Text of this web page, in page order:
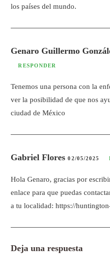
los países del mundo.
Genaro Guillermo
RESPONDER
Tenemos una persona con la
ver la posibilidad de que nos
ciudad de México
Gabriel Flores02/05/2025
Hola Genaro, gracias por
enlace para que puedas
a tu localidad:https://
Deja una respuesta